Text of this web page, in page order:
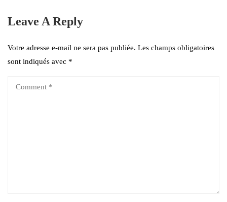
Leave A Reply
Votre adresse e-mail ne sera pas publiée. Les champs obligatoires
sont indiqués avec *